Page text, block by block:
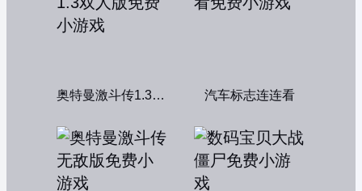
奥特曼激斗传1.3双人版 汽车标志连连看